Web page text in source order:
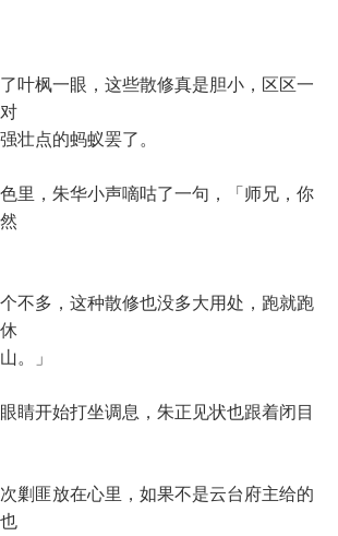
枫一眼，这些散修真是胆小，区区一
壮点的蚂蚁罢了。
，朱华小声嘀咕了一句，「师兄，你
多，这种散修也没多大用处，跑就跑
。」
开始打坐调息，朱正见状也跟着闭目
匪放在心里，如果不是云台府主给的